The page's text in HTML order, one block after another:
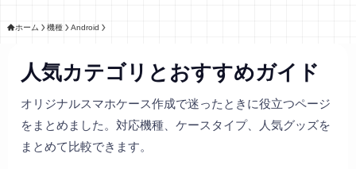
ホーム 機種 Android
人気カテゴリとおすすめガイド
オリジナルスマホケース作成で迷ったときに役立つページ
をまとめました。対応機種、ケースタイプ、人気グッズを
まとめて比較できます。